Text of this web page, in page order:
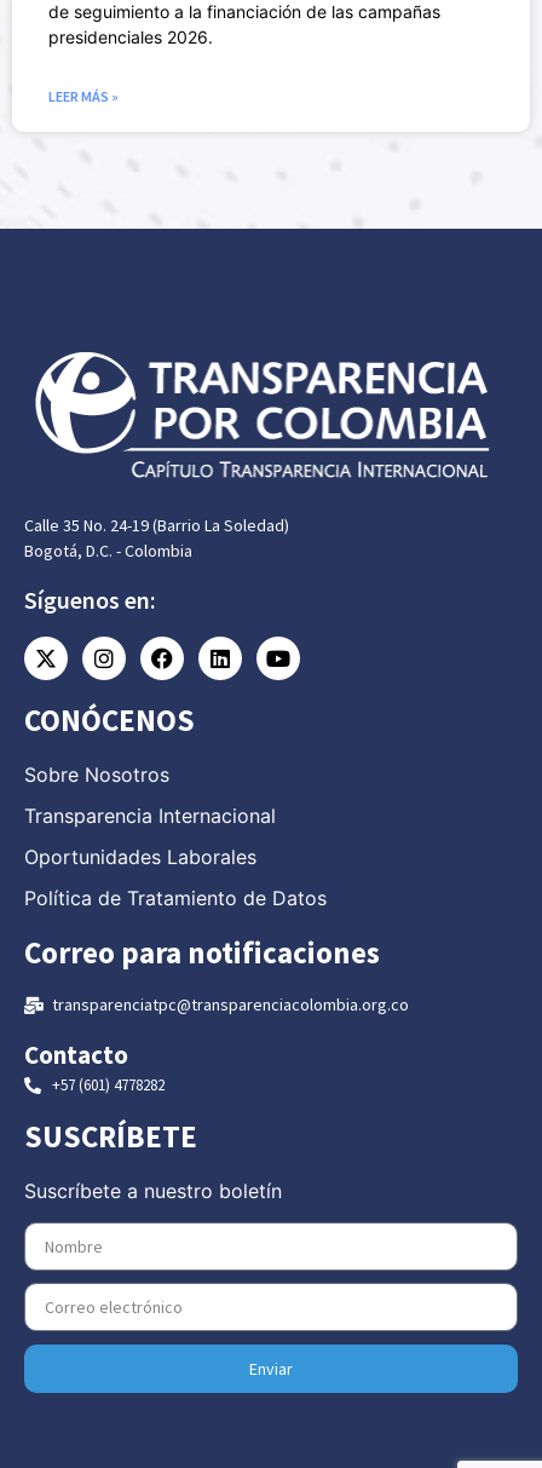
de seguimiento a la financiación de las campañas
presidenciales 2026.
LEER MÁS »
Calle 35 No. 24-19 (Barrio La Soledad)
Bogotá, D.C. - Colombia
Síguenos en:
CONÓCENOS
Sobre Nosotros
Transparencia Internacional
Oportunidades Laborales
Política de Tratamiento de Datos
Correo para notificaciones
transparenciatpc@transparenciacolombia.org.co
Contacto
+57 (601) 4778282
SUSCRÍBETE
Suscríbete a nuestro boletín
Enviar